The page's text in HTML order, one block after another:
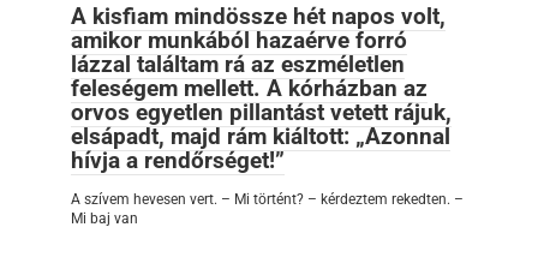
A kisfiam mindössze hét napos volt,
amikor munkából hazaérve forró
lázzal találtam rá az eszméletlen
feleségem mellett. A kórházban az
orvos egyetlen pillantást vetett rájuk,
elsápadt, majd rám kiáltott: „Azonnal
hívja a rendőrséget!”
A szívem hevesen vert. – Mi történt? – kérdeztem rekedten. –
Mi baj van